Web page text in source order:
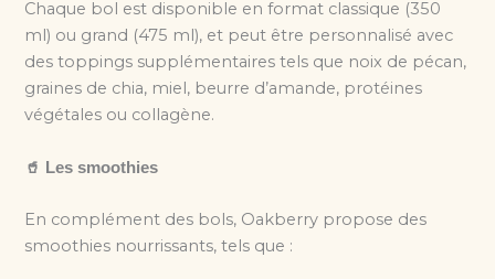
Chaque bol est disponible en format classique (350
ml) ou grand (475 ml), et peut être personnalisé avec
des toppings supplémentaires tels que noix de pécan,
graines de chia, miel, beurre d’amande, protéines
végétales ou collagène.
🥤 Les smoothies
En complément des bols, Oakberry propose des
smoothies nourrissants, tels que :